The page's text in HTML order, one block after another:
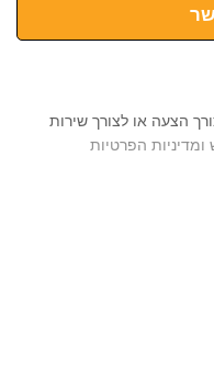
הצעה או לצורך שירות
הפרטיות